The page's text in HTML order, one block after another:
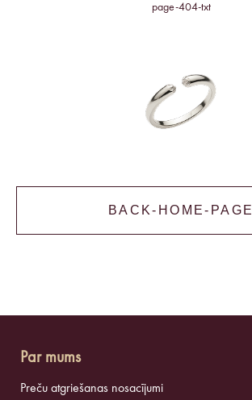
page-404-txt
BACK-HOME-PAGE
Par mums
Preču atgriešanas nosacījumi